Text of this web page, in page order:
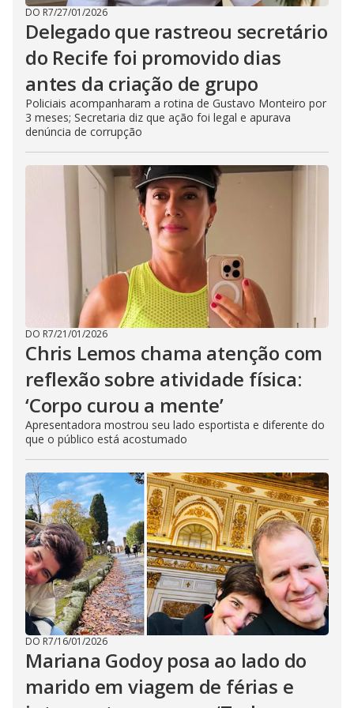
DO R7/27/01/2026
Delegado que rastreou secretário
do Recife foi promovido dias
antes da criação de grupo
Policiais acompanharam a rotina de Gustavo Monteiro por
3 meses; Secretaria diz que ação foi legal e apurava
denúncia de corrupção
DO R7/21/01/2026
Chris Lemos chama atenção com
reflexão sobre atividade física:
‘Corpo curou a mente’
Apresentadora mostrou seu lado esportista e diferente do
que o público está acostumado
DO R7/16/01/2026
Mariana Godoy posa ao lado do
marido em viagem de férias e